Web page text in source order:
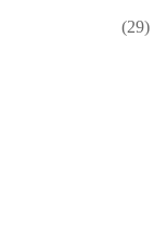
29
29